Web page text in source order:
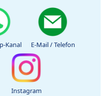
Kanal E-Mail / Telefon
Instagram